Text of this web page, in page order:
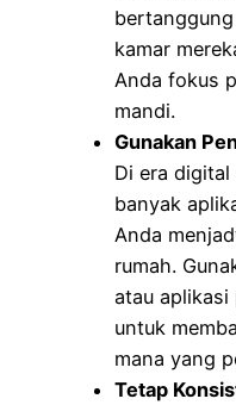
kamar
Anda fokus
mandi.
Gunakan
Di era
banyak
Anda
rumah.
atau aplikasi
untuk
mana yang
Tetap